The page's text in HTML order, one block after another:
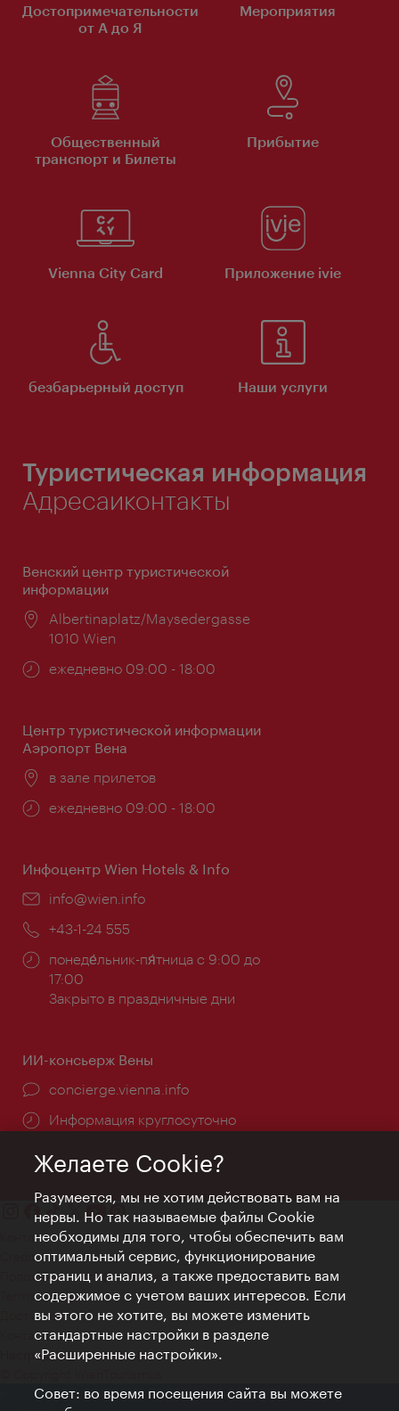
Достопримечательности
от А до Я
Мероприятия
Общественный
транспорт и Билеты
Прибытие
Vienna City Card Приложение ivie
безбарьерный доступ Наши услуги
Туристическая информация
Адресаиконтакты
Венский центр туристической
информации
Расположение:
Albertinaplatz/Maysedergasse
1010 Wien
Часы
ежедневно 09:00 - 18:00
Центр туристической информации
Аэропорт Вена
Расположение:
в зале прилетов
Часы
ежедневно 09:00 - 18:00
Инфоцентр Wien Hotels & Info
Эл.
info@wien.info
Телефон:
+43-1-24 555
Часы
работы:
понеде́льник-пя́тница с 9:00 до
17:00
Закрыто в праздничные дни
ИИ-консьерж Вены
concierge.vienna.info
Информация круглосуточно
Контакт
Credits
Положение о конфиденциальности
Terms of Use
Доступность
Контакты для прессы
Настройки файлов Cookie
Желаете Cookie?
Разумеется, мы не хотим действовать вам на
нервы. Но так называемые файлы Cookie
необходимы для того, чтобы обеспечить вам
оптимальный сервис, функционирование
страниц и анализ, а также предоставить вам
содержимое с учетом ваших интересов. Если
вы этого не хотите, вы можете изменить
стандартные настройки в разделе
«Расширенные настройки».
Совет: во время посещения сайта вы можете